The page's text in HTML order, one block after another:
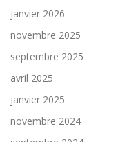
janvier 2026
novembre 2025
septembre 2025
avril 2025
janvier 2025
novembre 2024